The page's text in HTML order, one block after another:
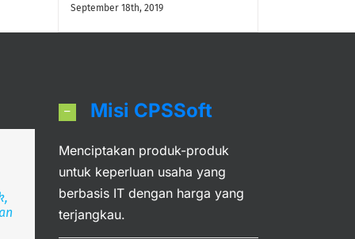
September 18th, 2019
Misi CPSSoft
Menciptakan produk-produk
untuk keperluan usaha yang
berbasis IT dengan harga yang
terjangkau.